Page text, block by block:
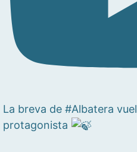
La breva de #Albatera
protagonista